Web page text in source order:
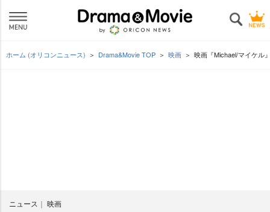
ホーム (オリコンニュース) Drama&Movie TOP 映画 映画『Michael/マイケル
ニュース 映画